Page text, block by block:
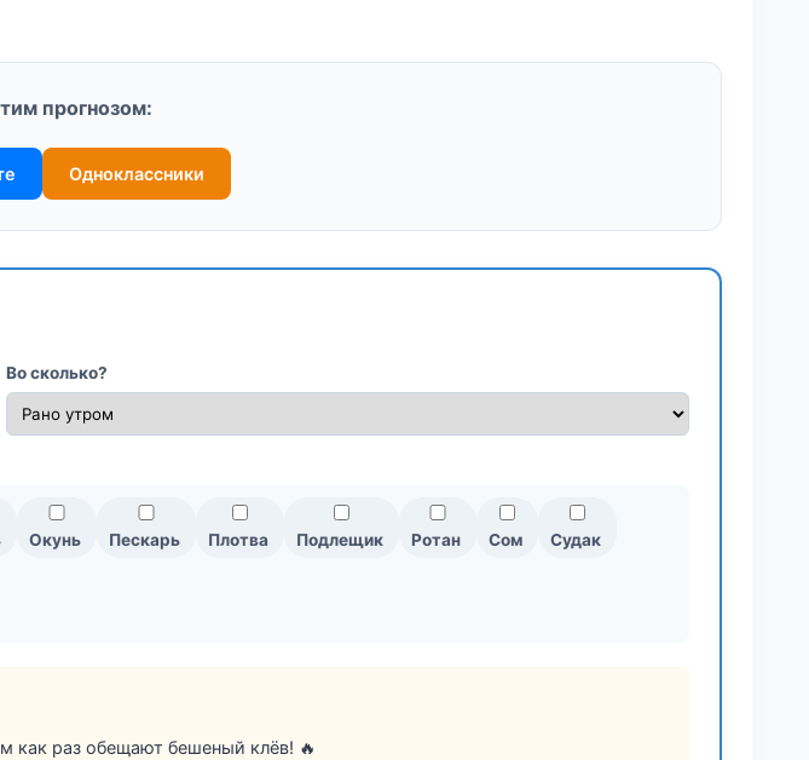
прогнозом:
Одноклассники
Во сколько?
Окунь Пескарь Плотва Подлещик Ротан Сом Судак
как раз обещают бешеный клёв! 🔥